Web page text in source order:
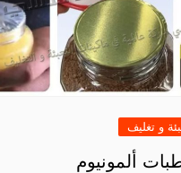
و تغليف
ألمونيوم